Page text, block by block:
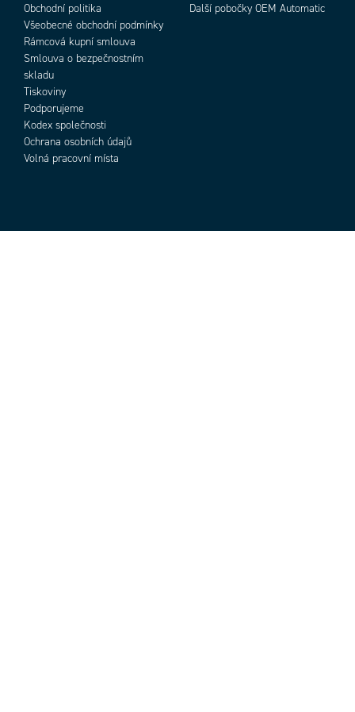
Obchodní politika
Všeobecné obchodní podmínky
Rámcová kupní smlouva
Smlouva o bezpečnostním
skladu
Tiskoviny
Podporujeme
Kodex společnosti
Ochrana osobních údajů
Volná pracovní místa
Další pobočky OEM Automatic